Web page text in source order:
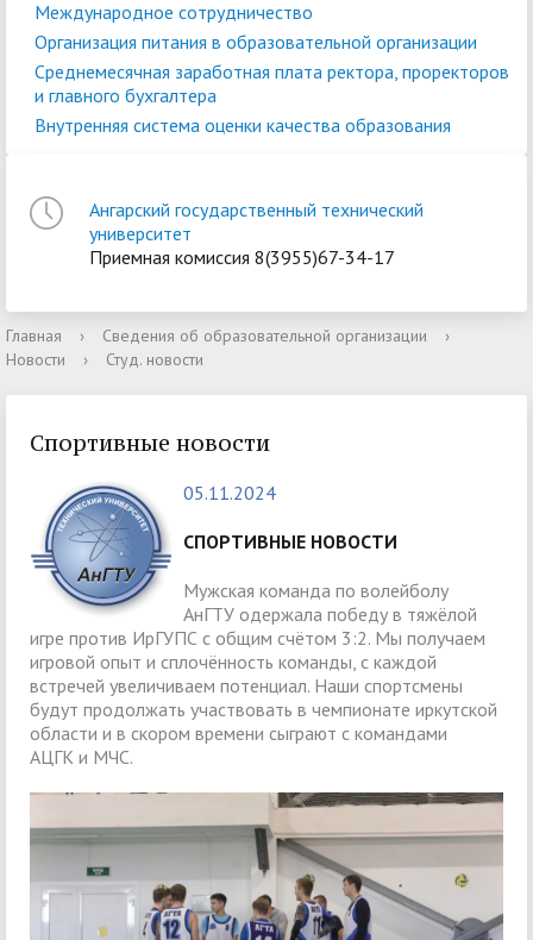
Международное сотрудничество
Организация питания в образовательной организации
Среднемесячная заработная плата ректора, проректоров
и главного бухгалтера
Внутренняя система оценки качества образования
Ангарский государственный технический
университет
Приемная комиссия 8(3955)67-34-17
Главная › Сведения об образовательной организации
›
Новости
› Студ. новости
Спортивные новости
05.11.2024
СПОРТИВНЫЕ НОВОСТИ
Мужская команда по волейболу
АнГТУ одержала победу в тяжёлой
игре против ИрГУПС с общим счётом 3:2. Мы получаем
игровой опыт и сплочённость команды, с каждой
встречей увеличиваем потенциал. Наши спортсмены
будут продолжать участвовать в чемпионате иркутской
области и в скором времени сыграют с командами
АЦГК и МЧС.